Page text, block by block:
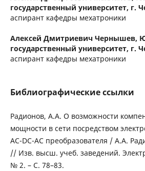
государственный университет, г.
аспирант кафедры мехатроники
Алексей Дмитриевич Чернышев,
государственный университет, г.
аспирант кафедры мехатроники
Библиографические ссылки
Радионов, А.А. О возможности
мощности в сети посредством
AC-DC-AC преобразователя / А.А.
// Изв. высш. учеб. заведений.
№ 2. – С. 78–83.